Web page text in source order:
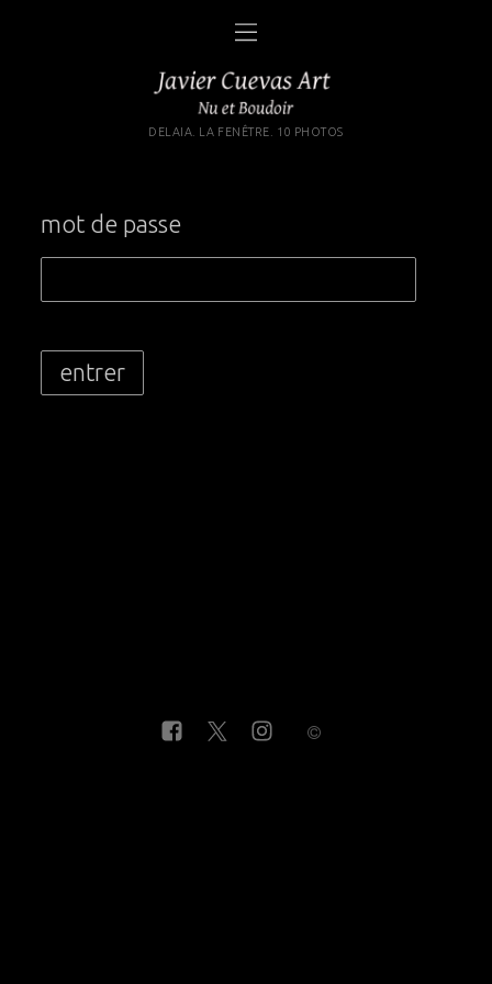
DELAIA. LA FENÊTRE. 10 PHOTOS
mot de passe